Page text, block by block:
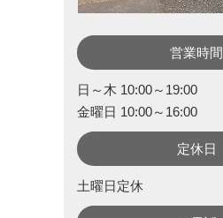
営業時間
日～木 10:00～19:00
金曜日 10:00～16:00
定休日
土曜日定休